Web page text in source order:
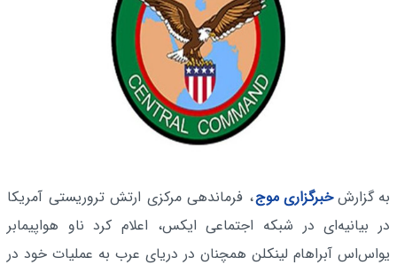
به گزارشخبرگزاری موج، فرماندهی مرکزی ارتش تروریستی آمریکا
در بیانیه‌ای در شبکه اجتماعی ایکس، اعلام کرد ناو هواپیمابر
یواس‌اس آبراهام لینکلن همچنان در دریای عرب به عملیات خود در